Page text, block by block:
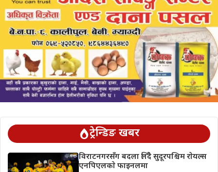
ट्रेन्डिङ खबर
विराटनगरसँग बदला लिँदै सुदूरपश्चिम राेयल्स
एनपिएलकाे फाइनलमा